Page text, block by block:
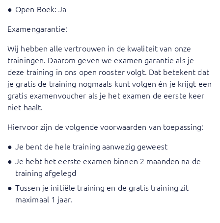
Open Boek: Ja
Examengarantie:
Wij hebben alle vertrouwen in de kwaliteit van onze
trainingen. Daarom geven we examen garantie als je
deze training in ons open rooster volgt. Dat betekent dat
je gratis de training nogmaals kunt volgen én je krijgt een
gratis examenvoucher als je het examen de eerste keer
niet haalt.
Hiervoor zijn de volgende voorwaarden van toepassing:
Je bent de hele training aanwezig geweest
Je hebt het eerste examen binnen 2 maanden na de
training afgelegd
Tussen je initiële training en de gratis training zit
maximaal 1 jaar.